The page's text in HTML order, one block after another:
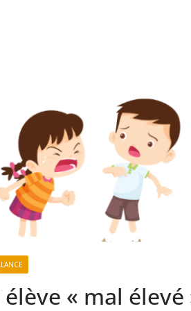
élève « mal élevé